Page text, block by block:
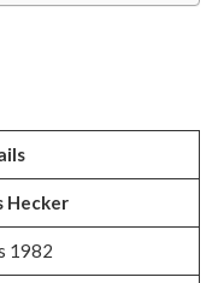
Hecker
1982